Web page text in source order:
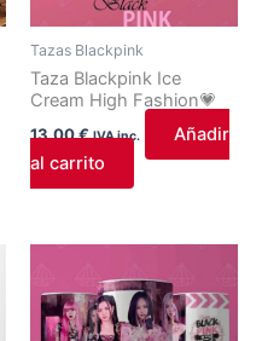
Tazas Blackpink
Taza Blackpink Ice
Cream High Fashion💗
13,00€ IVA inc.
Añadir
al carrito